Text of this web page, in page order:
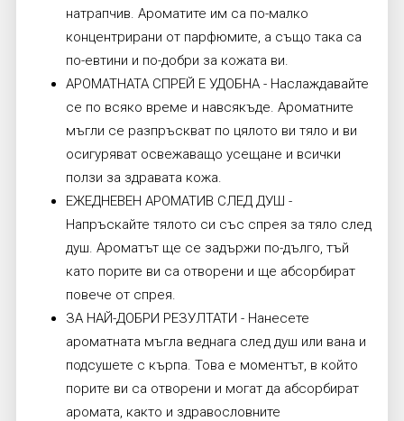
натрапчив. Ароматите им са по-малко
концентрирани от парфюмите, а също така са
по-евтини и по-добри за кожата ви.
АРОМАТНАТА СПРЕЙ Е УДОБНА - Наслаждавайте
се по всяко време и навсякъде. Ароматните
мъгли се разпръскват по цялото ви тяло и ви
осигуряват освежаващо усещане и всички
ползи за здравата кожа.
ЕЖЕДНЕВЕН АРОМАТИВ СЛЕД ДУШ -
Напръскайте тялото си със спрея за тяло след
душ. Ароматът ще се задържи по-дълго, тъй
като порите ви са отворени и ще абсорбират
повече от спрея.
ЗА НАЙ-ДОБРИ РЕЗУЛТАТИ - Нанесете
ароматната мъгла веднага след душ или вана и
подсушете с кърпа. Това е моментът, в който
порите ви са отворени и могат да абсорбират
аромата, както и здравословните